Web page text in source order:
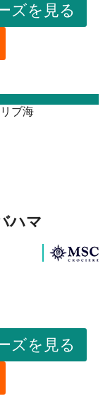
ズを見る
ハマ
ズを見る